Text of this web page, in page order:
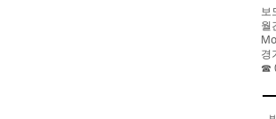
보
월
경
☎